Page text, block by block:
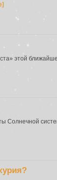
этой
Солнечной